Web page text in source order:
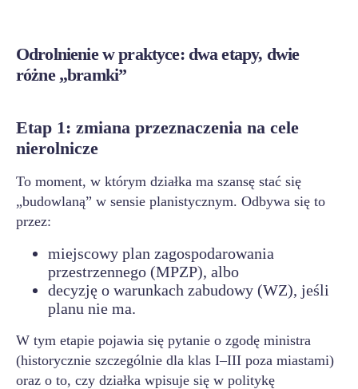
Odrolnienie w praktyce: dwa etapy, dwie
różne „bramki”
Etap 1: zmiana przeznaczenia na cele
nierolnicze
To moment, w którym działka ma szansę stać się
„budowlaną” w sensie planistycznym. Odbywa się to
przez:
miejscowy plan zagospodarowania
przestrzennego (MPZP), albo
decyzję o warunkach zabudowy (WZ), jeśli
planu nie ma.
W tym etapie pojawia się pytanie o zgodę ministra
(historycznie szczególnie dla klas I–III poza miastami)
oraz o to, czy działka wpisuje się w politykę